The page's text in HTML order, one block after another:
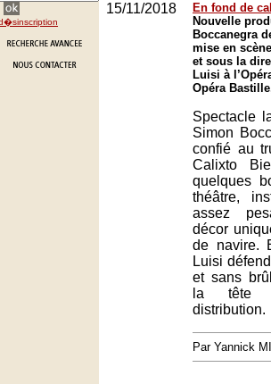
15/11/2018
En fond de
Nouvelle
Boccanegra
mise en
et sous la
Luisi à
Opéra
Spectacle
Simon
confié au
Calixto
quelques
théâtre,
assez
décor
de navire.
Luisi
et sans
la tête
distribution.
Par Yannick